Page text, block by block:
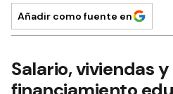
Añadir como fuente en
Salario, viviendas